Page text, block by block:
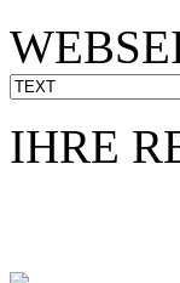
IHRE